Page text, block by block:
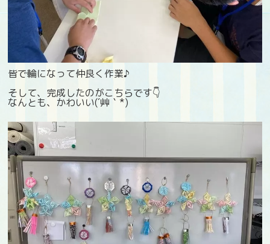
皆で輪になって仲良く作業♪
そして、完成したのがこちらです👇
なんとも、かわいい(´艸｀*)